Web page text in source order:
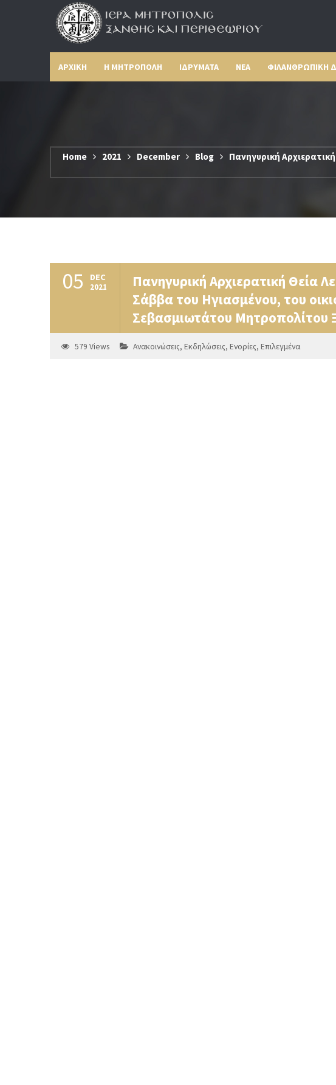
ΑΡΧΙΚΗ Η ΜΗΤΡΟΠΟΛΗ ΙΔΡΥΜΑΤΑ ΝΕΑ ΦΙΛΑΝΘΡΩΠΙΚΗ
Home 2021 December Blog
Πανηγυρική
05 DEC
2021
Πανηγυρική Αρχιερατική Θεία
Σάββα του Ηγιασμένου, του
Σεβασμιωτάτου Μητροπολίτου
579 Views Ανακοινώσεις, Εκδηλώσεις, Ενορίες, Επιλεγμένα